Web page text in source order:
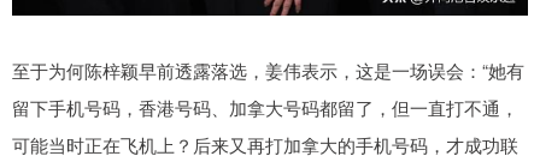
至于为何陈梓颖早前透露落选，姜伟表示，这是一场误会：“她有
留下手机号码，香港号码、加拿大号码都留了，但一直打不通，
可能当时正在飞机上？后来又再打加拿大的手机号码，才成功联